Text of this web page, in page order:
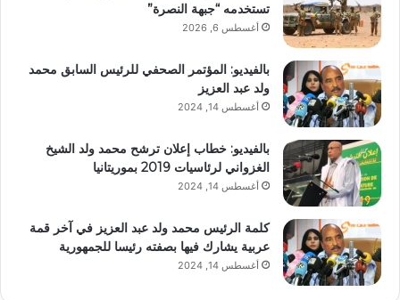
تستخدمه “جبهة النصرة”
أغسطس 6, 2026
بالفيديو: المؤتمر الصحفي للرئيس السابق محمد
ولد عبد العزيز
أغسطس 14, 2024
بالفيديو: خطاب إعلان ترشح محمد ولد الشيخ
الغزواني لرئاسيات 2019 بموريتانيا
أغسطس 14, 2024
كلمة الرئيس محمد ولد عبد العزيز في آخر قمة
عربية يشارك فيها بصفته رئيسا للجمهورية
أغسطس 14, 2024